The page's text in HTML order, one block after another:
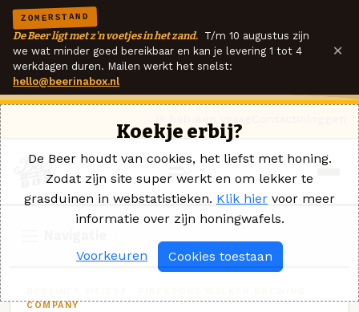
ZOMERSTAND
De Beer ligt met z'n voetjes in het zand. T/m 10 augustus zijn
we wat minder goed bereikbaar en kan je levering 1 tot 4
werkdagen duren. Mailen werkt het snelst:
hello@beerinabox.nl
×
COMPANY
Koekje erbij?
De Beer houdt van cookies, het liefst met honing.
Zodat zijn site super werkt en om lekker te
grasduinen in webstatistieken. Klik hier voor meer
informatie over zijn honingwafels.
Voorkeuren Cookies toestaan